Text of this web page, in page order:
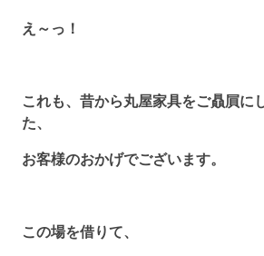
え～っ！
これも、昔から丸屋家具をご贔屓に
た、
お客様のおかげでございます。
この場を借りて、